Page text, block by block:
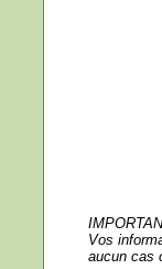
Vos
aucun cas